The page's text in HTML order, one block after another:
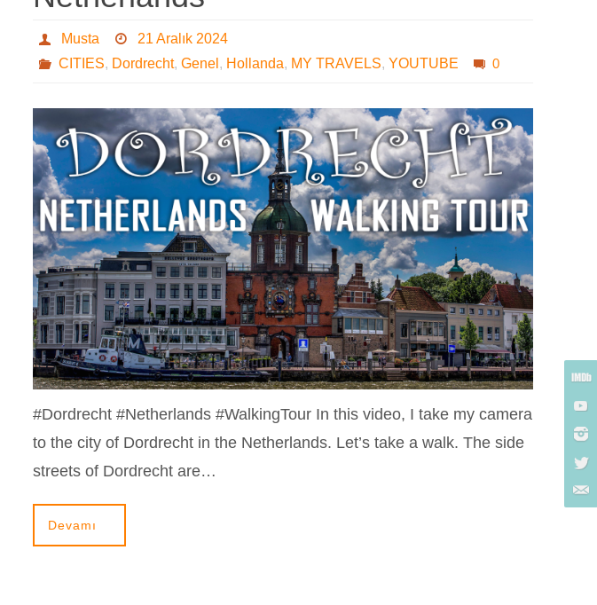
Musta
21 Aralık 2024
CITIES, Dordrecht, Genel , Hollanda, MY TRAVELS, YOUTUBE 0
#Dordrecht #Netherlands #WalkingTour In this video, I take my camera
to the city of Dordrecht in the Netherlands. Let’s take a walk. The side
streets of Dordrecht are…
Devamı